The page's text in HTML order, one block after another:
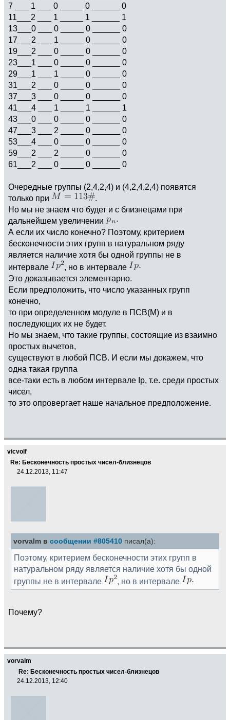
7 ___ 1 ___ 0 _____ 0 ______ 0
11___2 ___ 1 _____ 1 ______ 1
13___0 ___ 0 _____ 0 ______ 0
17___2 ___ 1 _____ 0 ______ 0
19___2 ___ 0 _____ 0 ______ 0
23___1 ___ 0 _____ 0 ______ 0
29___1 ___ 1 _____ 0 ______ 0
31___2 ___ 0 _____ 0 ______ 0
37___3 ___ 0 _____ 0 ______ 0
41___4 ___ 1 _____ 1 ______ 1
43___0 ___ 0 _____ 0 ______ 0
47___3 ___ 2 _____ 0 ______ 0
53___4 ___ 0 _____ 0 ______ 0
59___2 ___ 2 _____ 0 ______ 0
61___2 ___ 0 _____ 0 ______ 0
Очередные группы (2,4,2,4) и (4,2,4,2,4) появятся
только при
.
Но мы не знаем что будет и с близнецами при
дальнейшем увеличении
А если их число конечно? Поэтому, критерием
бесконечности этих групп в натуральном ряду
является наличие хотя бы одной группы не в
интервале
, но в интервале
Это доказывается элементарно.
Если предположить, что число указанных групп
конечно,
то при определенном модуле в ПСВ(М) и в
последующих их не будет.
Но мы знаем, что такие группы, состоящие из взаимно
простых вычетов,
существуют в любой ПСВ. И если мы докажем, что
одна такая группа
все-таки есть в любом интервале Ip, т.е. среди простых
чисел,
то это опровергает наше начальное предположение.
vicvolf
Re: Бесконечность простых чисел-близнецов
24.12.2013, 11:47
vorvalm в сообщении #805410 писал(а):
Поэтому, критерием бесконечности этих групп в
натуральном ряду является наличие хотя бы одной
группы не в интервале
, но в интервале
Почему?
vorvalm
Re: Бесконечность простых чисел-близнецов
24.12.2013, 12:40